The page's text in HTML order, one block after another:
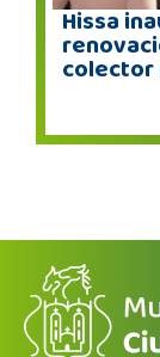
Hissa
colector